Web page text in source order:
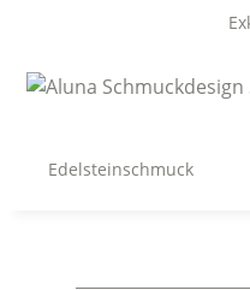
Edelsteinschmuck